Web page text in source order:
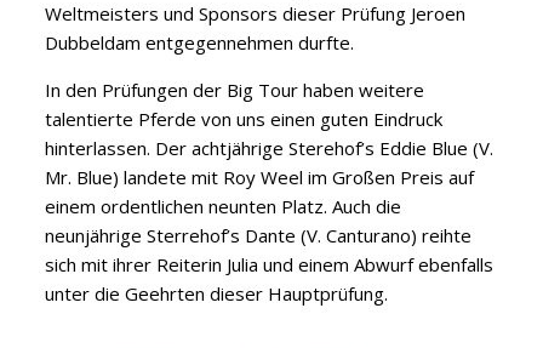
Weltmeisters und Sponsors dieser Prüfung Jeroen
Dubbeldam entgegennehmen durfte.
In den Prüfungen der Big Tour haben weitere
talentierte Pferde von uns einen guten Eindruck
hinterlassen. Der achtjährige Sterehof’s Eddie Blue (V.
Mr. Blue) landete mit Roy Weel im Großen Preis auf
einem ordentlichen neunten Platz. Auch die
neunjährige Sterrehof’s Dante (V. Canturano) reihte
sich mit ihrer Reiterin Julia und einem Abwurf ebenfalls
unter die Geehrten dieser Hauptprüfung.